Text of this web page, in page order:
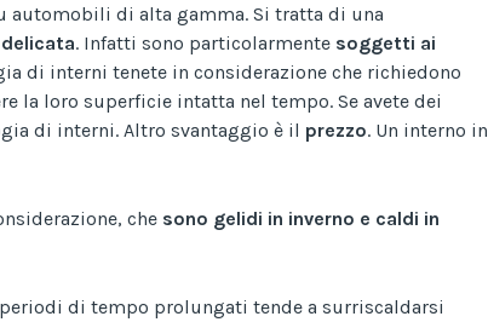
automobili di alta gamma. Si tratta di una
delicata. Infatti sono particolarmente soggetti ai
di interni tenete in considerazione che richiedono
la loro superficie intatta nel tempo. Se avete dei
di interni. Altro svantaggio è il prezzo. Un interno in
che sono gelidi in inverno e caldi in
di tempo prolungati tende a surriscaldarsi